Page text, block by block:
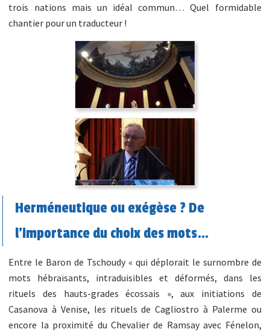
trois nations mais un idéal commun… Quel formidable
chantier pour un traducteur !
Herméneutique ou exégèse ? De
l’importance du choix des mots…
Entre le Baron de Tschoudy « qui déplorait le surnombre de
mots hébraïsants, intraduisibles et déformés, dans les
rituels des hauts-grades écossais », aux initiations de
Casanova à Venise, les rituels de Cagliostro à Palerme ou
encore la proximité du Chevalier de Ramsay avec Fénelon,